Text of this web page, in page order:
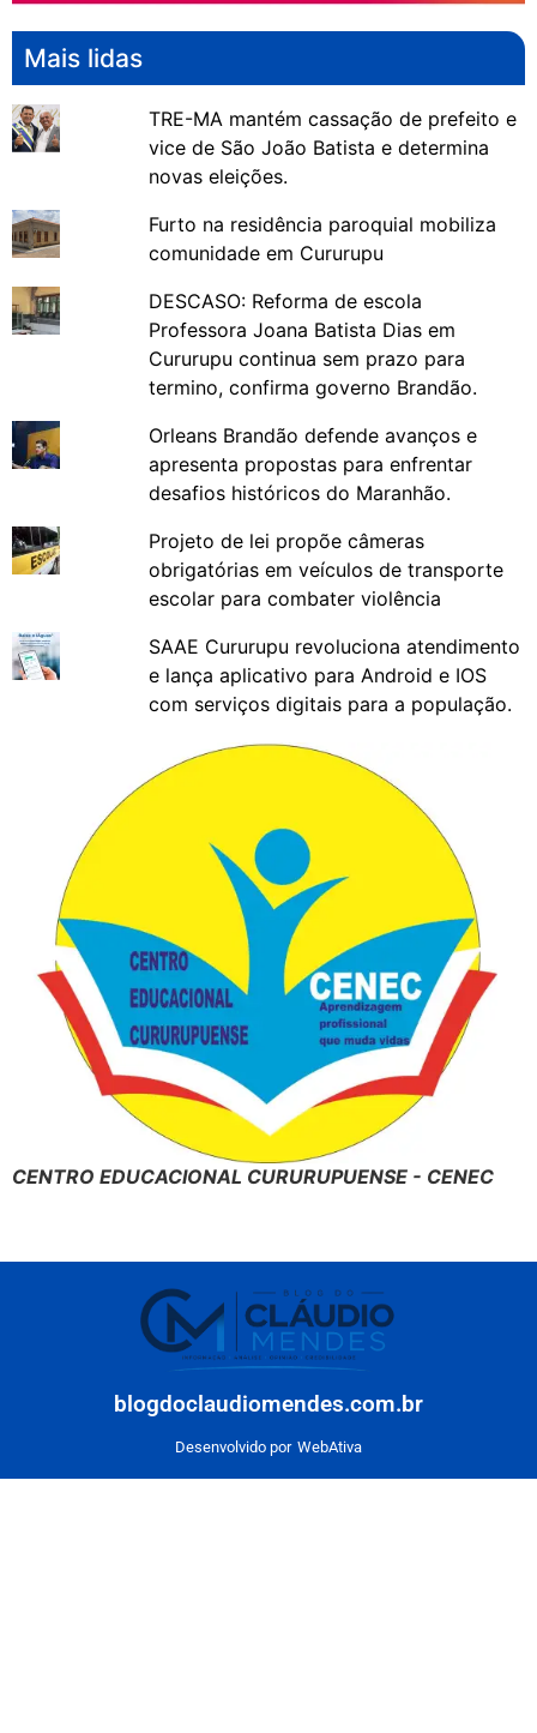
Mais lidas
TRE-MA mantém cassação de prefeito e
vice de São João Batista e determina
novas eleições.
Furto na residência paroquial mobiliza
comunidade em Cururupu
DESCASO: Reforma de escola
Professora Joana Batista Dias em
Cururupu continua sem prazo para
termino, confirma governo Brandão.
Orleans Brandão defende avanços e
apresenta propostas para enfrentar
desafios históricos do Maranhão.
Projeto de lei propõe câmeras
obrigatórias em veículos de transporte
escolar para combater violência
SAAE Cururupu revoluciona atendimento
e lança aplicativo para Android e IOS
com serviços digitais para a população.
CENTRO EDUCACIONAL CURURUPUENSE - CENEC
blogdoclaudiomendes.com.br
Desenvolvido por WebAtiva